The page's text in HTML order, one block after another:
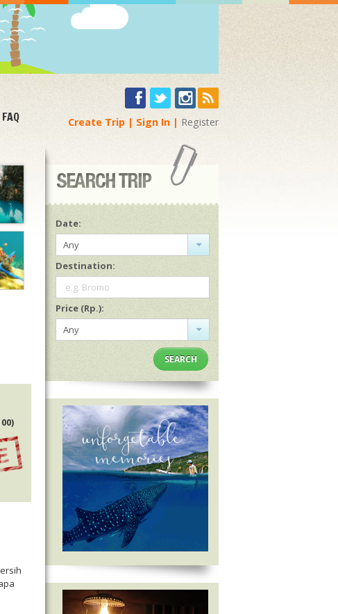
FAQ Create Trip Sign In Register
Date:
Any
Destination:
e.g. Bromo
Price (Rp.):
Any
SEARCH